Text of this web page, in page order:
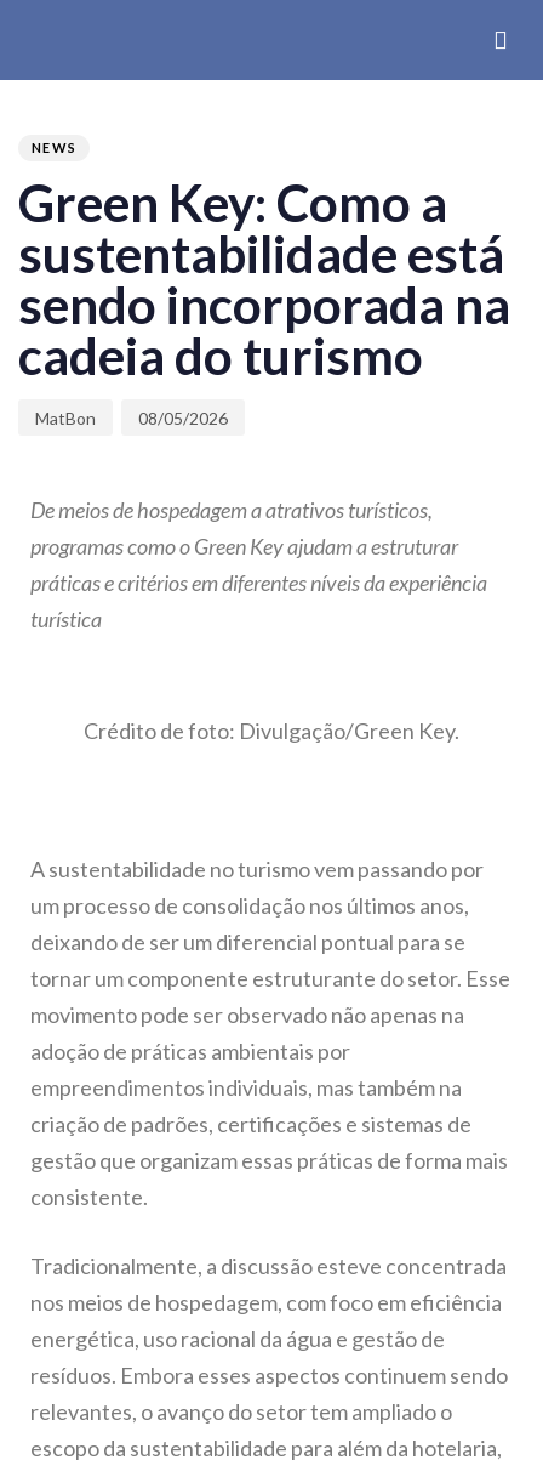
NEWS
Green Key: Como a
sustentabilidade está
sendo incorporada na
cadeia do turismo
MatBon 08/05/2026
De meios de hospedagem a atrativos turísticos,
programas como o Green Key ajudam a estruturar
práticas e critérios em diferentes níveis da experiência
turística
Crédito de foto: Divulgação/Green Key.
A sustentabilidade no turismo vem passando por
um processo de consolidação nos últimos anos,
deixando de ser um diferencial pontual para se
tornar um componente estruturante do setor. Esse
movimento pode ser observado não apenas na
adoção de práticas ambientais por
empreendimentos individuais, mas também na
criação de padrões, certificações e sistemas de
gestão que organizam essas práticas de forma mais
consistente.
Tradicionalmente, a discussão esteve concentrada
nos meios de hospedagem, com foco em eficiência
energética, uso racional da água e gestão de
resíduos. Embora esses aspectos continuem sendo
relevantes, o avanço do setor tem ampliado o
escopo da sustentabilidade para além da hotelaria,